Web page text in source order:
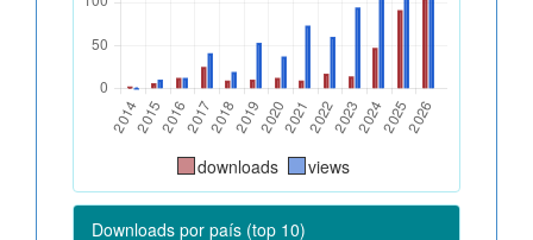
downloads views
Downloads por país (top 10)